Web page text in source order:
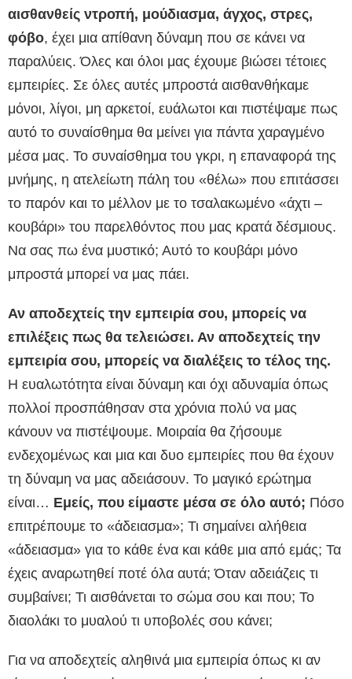
αισθανθείς ντροπή, μούδιασμα, άγχος, στρες,
φόβο, έχει μια απίθανη δύναμη που σε κάνει να
παραλύεις. Όλες και όλοι μας έχουμε βιώσει τέτοιες
εμπειρίες. Σε όλες αυτές μπροστά αισθανθήκαμε
μόνοι, λίγοι, μη αρκετοί, ευάλωτοι και πιστέψαμε πως
αυτό το συναίσθημα θα μείνει για πάντα χαραγμένο
μέσα μας. Το συναίσθημα του γκρι, η επαναφορά της
μνήμης, η ατελείωτη πάλη του «θέλω» που επιτάσσει
το παρόν και το μέλλον με το τσαλακωμένο «άχτι –
κουβάρι» του παρελθόντος που μας κρατά δέσμιους.
Να σας πω ένα μυστικό; Αυτό το κουβάρι μόνο
μπροστά μπορεί να μας πάει.
Αν αποδεχτείς την εμπειρία σου, μπορείς να
επιλέξεις πως θα τελειώσει. Αν αποδεχτείς την
εμπειρία σου, μπορείς να διαλέξεις το τέλος της.
Η ευαλωτότητα είναι δύναμη και όχι αδυναμία όπως
πολλοί προσπάθησαν στα χρόνια πολύ να μας
κάνουν να πιστέψουμε. Μοιραία θα ζήσουμε
ενδεχομένως και μια και δυο εμπειρίες που θα έχουν
τη δύναμη να μας αδειάσουν. Το μαγικό ερώτημα
είναι… Εμείς, που είμαστε μέσα σε όλο αυτό; Πόσο
επιτρέπουμε το «άδειασμα»; Τι σημαίνει αλήθεια
«άδειασμα» για το κάθε ένα και κάθε μια από εμάς; Τα
έχεις αναρωτηθεί ποτέ όλα αυτά; Όταν αδειάζεις τι
συμβαίνει; Τι αισθάνεται το σώμα σου και που; Το
διαολάκι το μυαλού τι υποβολές σου κάνει;
Για να αποδεχτείς αληθινά μια εμπειρία όπως κι αν